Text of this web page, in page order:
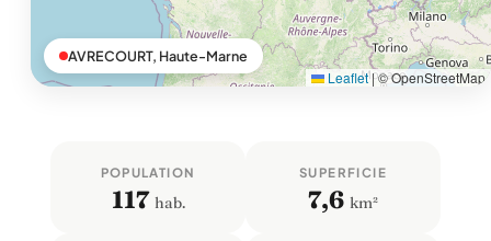
Leaflet |© OpenStreetMap
AVRECOURT, Haute-Marne
POPULATION
117 hab.
SUPERFICIE
7,6 km²